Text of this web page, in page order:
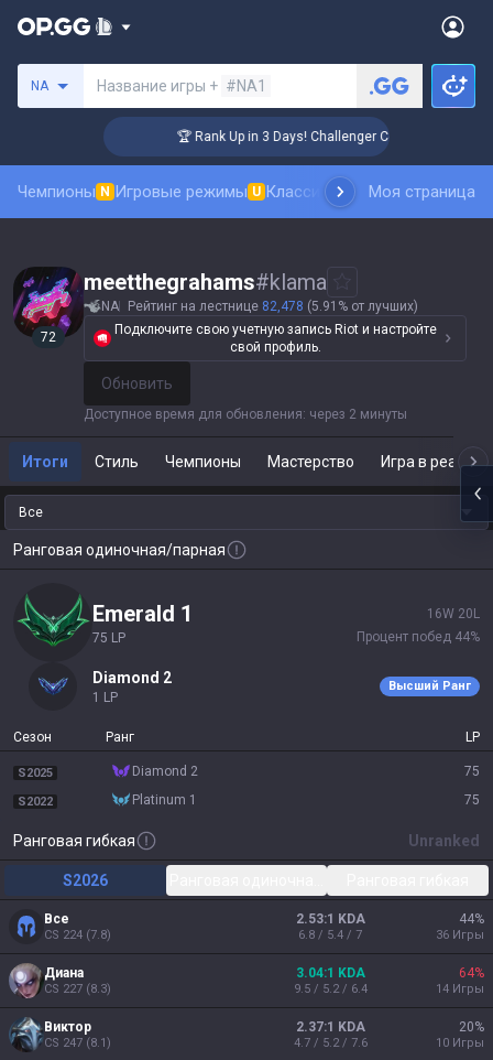
NA Название игры + #NA1
🏆 Rank Up in 3 Days! Challenger Coaching
Чемпионы N Игровые режимы U Классика N Рейтинг скинов
Моя страница
72
meetthegrahams#klama
NA Рейтинг на лестнице 82,478 (5.91% от лучших)
Подключите свою учетную запись Riot и настройте
свой профиль.
Обновить
Доступное время для обновления: через 2 минуты
Итоги Стиль Чемпионы Мастерство Игра в
Все
Ранговая одиночная/парная
emerald 1
75 LP
16W 20 L
Процент побед 44%
diamond 2
1 LP
Высший Ранг
Сезон Ранг LP
S2025 diamond 2 75
S2022 platinum 1 75
Ранговая гибкая Unranked
S2026
Все
CS 224 (7.8)
2.53:1 KDA
6.8 / 5.4 / 7
44%
36 Игры
Диана
CS 227 (8.3)
3.04:1 KDA
9.5 / 5.2 / 6.4
64%
14 Игры
Виктор
CS 247 (8.1)
2.37:1 KDA
4.7 / 5.2 / 7.6
20%
10 Игры